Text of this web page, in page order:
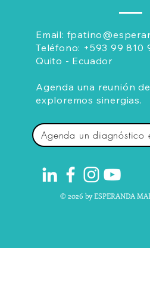
Email:
Teléfono: +593 99 810
Quito - Ecuador
Agenda una reunión
exploremos sinergias.
Agenda un diagnóstico
© 2026 by ESPERANDA